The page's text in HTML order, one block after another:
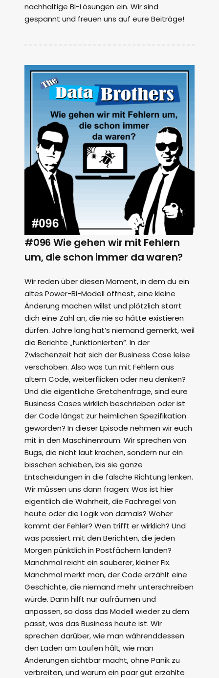
nachhaltige BI-Lösungen ein. Wir sind
gespannt und freuen uns auf eure Beiträge!
#096 Wie gehen wir mit Fehlern
um, die schon immer da waren?
Wir reden über diesen Moment, in dem du ein
altes Power-BI-Modell öffnest, eine kleine
Änderung machen willst und plötzlich starrt
dich eine Zahl an, die nie so hätte existieren
dürfen. Jahre lang hat’s niemand gemerkt, weil
die Berichte „funktionierten“. In der
Zwischenzeit hat sich der Business Case leise
verschoben. Also was tun mit Fehlern aus
altem Code, weiterflicken oder neu denken?
Und die eigentliche Gretchenfrage, sind eure
Business Cases wirklich beschrieben oder ist
der Code längst zur heimlichen Spezifikation
geworden? In dieser Episode nehmen wir euch
mit in den Maschinenraum. Wir sprechen von
Bugs, die nicht laut krachen, sondern nur ein
bisschen schieben, bis sie ganze
Entscheidungen in die falsche Richtung lenken.
Wir müssen uns dann fragen: Was ist hier
eigentlich die Wahrheit, die Fachregel von
heute oder die Logik von damals? Woher
kommt der Fehler? Wen trifft er wirklich? Und
was passiert mit den Berichten, die jeden
Morgen pünktlich in Postfächern landen?
Manchmal reicht ein sauberer, kleiner Fix.
Manchmal merkt man, der Code erzählt eine
Geschichte, die niemand mehr unterschreiben
würde. Dann hilft nur aufräumen und
anpassen, so dass das Modell wieder zu dem
passt, was das Business heute ist. Wir
sprechen darüber, wie man währenddessen
den Laden am Laufen hält, wie man
Änderungen sichtbar macht, ohne Panik zu
verbreiten, und warum ein paar gut erzählte